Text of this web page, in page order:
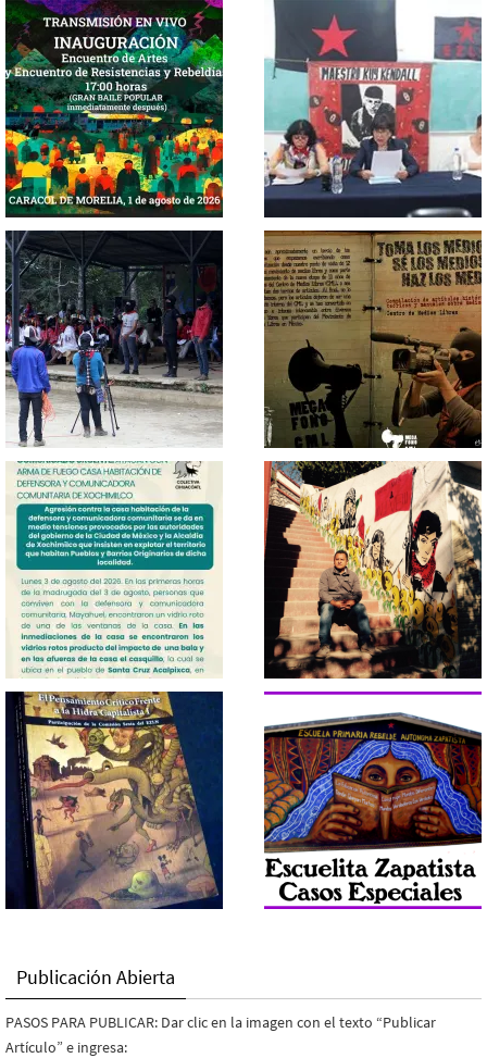
Publicación Abierta
PASOS PARA PUBLICAR: Dar clic en la imagen con el texto “Publicar
Artículo” e ingresa: